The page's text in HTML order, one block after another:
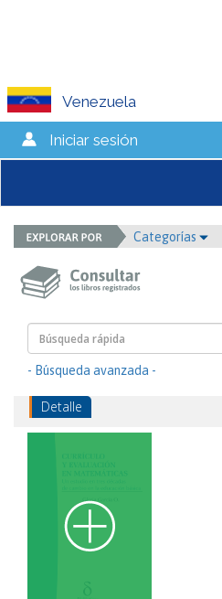
Venezuela
Iniciar sesión
Categorías
- Búsqueda avanzada -
Detalle